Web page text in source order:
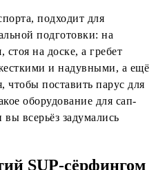
подходит для
подготовки: на
стоя на доске, а гребет
и надувными, а ещё
чтобы поставить парус для
оборудование для сап-
всерьёз задумались
SUP-сёрфингом